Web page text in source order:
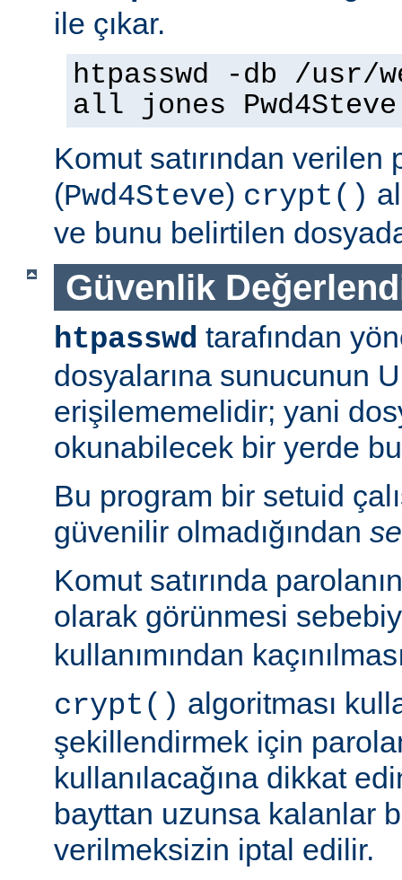
ile çıkar.
htpasswd -db /usr/
all jones Pwd4Steve
Komut satırından verilen
(Pwd4Steve) crypt()
ve bunu belirtilen
Güvenlik
htpasswd tarafından
dosyalarına sunucunun
erişilememelidir; yani
okunabilecek bir yerde
Bu program bir setuid
güvenilir olmadığından
Komut satırında
olarak görünmesi
kullanımından
crypt() algoritması
şekillendirmek için
kullanılacağına dikkat
bayttan uzunsa kalanlar
verilmeksizin iptal edilir.